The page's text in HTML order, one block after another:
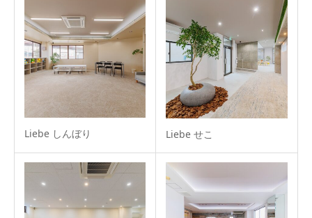
Liebe しんぼり Liebe せこ